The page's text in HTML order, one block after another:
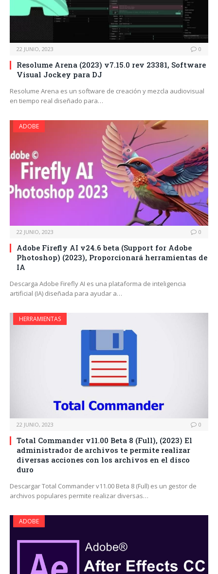
22 JUNIO, 2023 0
Resolume Arena (2023) v7.15.0 rev 23381, Software
Visual Jockey para DJ
Resolume Arena es un software de creación y mezcla audiovisual
en tiempo real diseñado para…
ADOBE
22 JUNIO, 2023 0
Adobe Firefly AI v24.6 beta (Support for Adobe
Photoshop) (2023), Proporcionará herramientas de
IA
Descarga Adobe Firefly AI es una plataforma de inteligencia
artificial (IA) diseñada para ayudar a…
HERRAMIENTAS
22 JUNIO, 2023 0
Total Commander v11.00 Beta 8 (Full), (2023) El
administrador de archivos te permite realizar
diversas acciones con los archivos en el disco
duro
Descargar Total Commander v11.00 Beta 8 (Full) es un gestor de
archivos populares permite realizar diversas…
ADOBE